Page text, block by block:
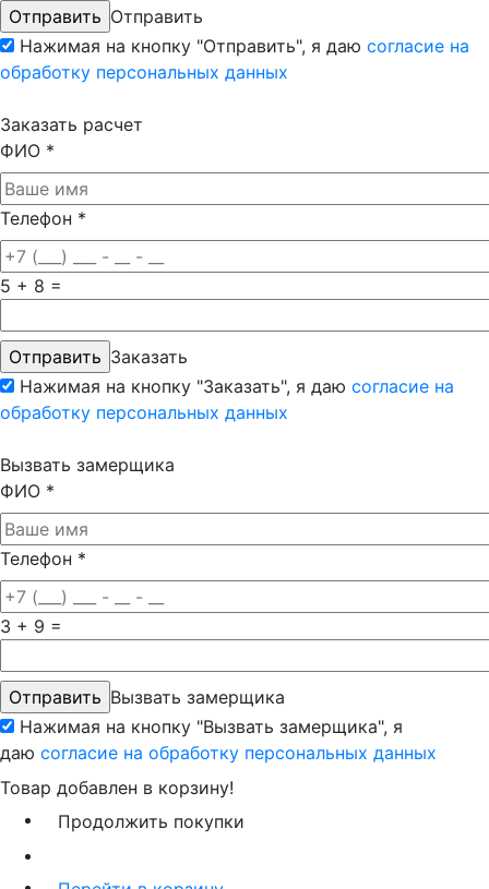
Отправить
Нажимая на кнопку "Отправить", я даю согласие на
обработку персональных данных
Заказать расчет
ФИО *
Телефон *
5 + 8 =
Заказать
Нажимая на кнопку "Заказать", я даю согласие на
обработку персональных данных
Вызвать замерщика
ФИО *
Телефон *
3 + 9 =
Вызвать замерщика
Нажимая на кнопку "Вызвать замерщика", я
даю согласие на обработку персональных данных
Товар добавлен в корзину!
Продолжить покупки